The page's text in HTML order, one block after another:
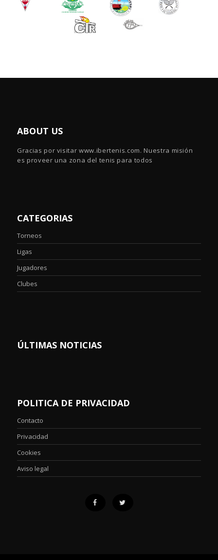
ABOUT US
Gracias por visitar www.ibertenis.com. Nuestra misión
es proveer una zona del tenis para todos
CATEGORIAS
Torneos
Ligas
Jugadores
Clubes
ÚLTIMAS NOTICIAS
POLITICA DE PRIVACIDAD
Contacto
Privacidad
Cookies
Aviso legal